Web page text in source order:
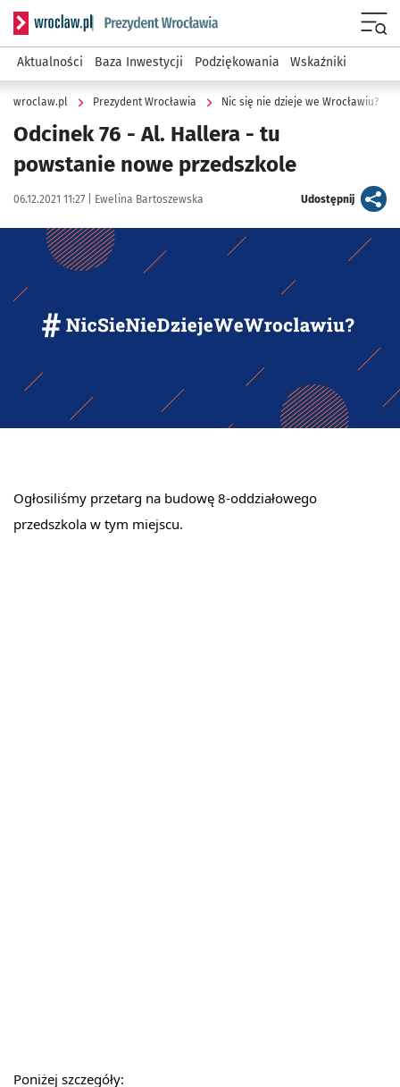
Serwis informacyjny wroclaw.pl podserwis: Prezydent
Aktualności Baza Inwestycji Podziękowania Wskaźniki
wroclaw.pl Prezydent Wrocławia Nic się nie dzieje we Wrocławiu?
Odcinek 76 - Al. Hallera - tu
powstanie nowe przedszkole
Data publikacji:
06.12.2021 11:27 | Autor:
Ewelina Bartoszewska Udostępnijartykuł
Kliknij, aby powiększyć
Ogłosiliśmy przetarg na budowę 8-oddziałowego
przedszkola w tym miejscu.
Poniżej szczegóły: